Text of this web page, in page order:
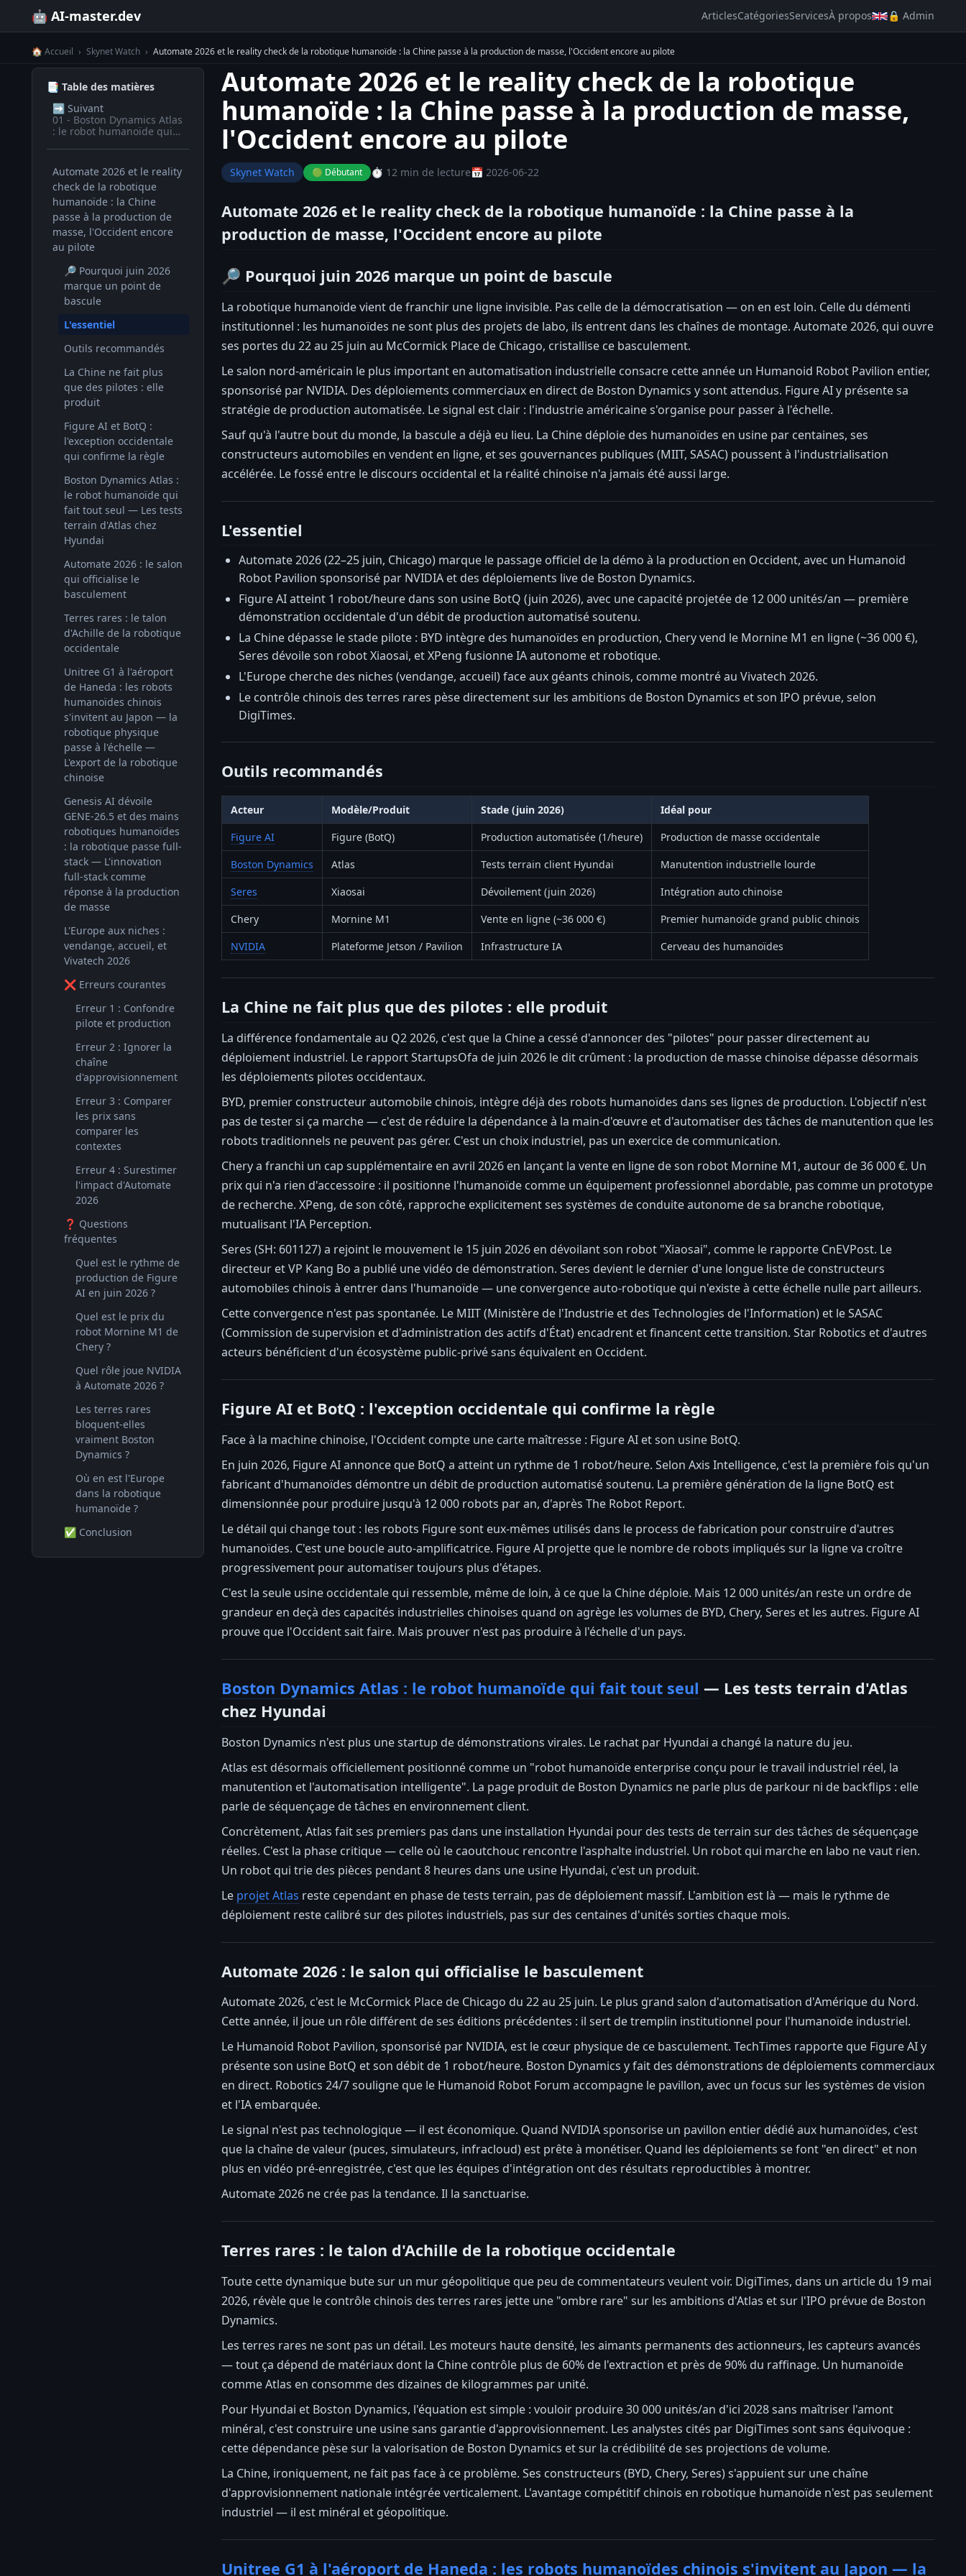
🤖 AI-master.dev ArticlesCatégoriesServicesÀ propos 🔒 Admin
🏠 Accueil › Skynet Watch › Automate 2026 et le reality check de la robotique humanoïde : la Chine passe à la production de masse, l'Occident encore au pilote
📑 Table des matières
➡️ Suivant
01 - Boston Dynamics Atlas
: le robot humanoïde qui
Automate 2026 et le reality
check de la robotique
humanoïde : la Chine
passe à la production de
masse, l'Occident encore
au pilote
🔎 Pourquoi juin 2026
marque un point de
bascule
L'essentiel
Outils recommandés
La Chine ne fait plus
que des pilotes : elle
produit
Figure AI et BotQ :
l'exception occidentale
qui confirme la règle
Boston Dynamics Atlas :
le robot humanoïde qui
fait tout seul — Les tests
terrain d'Atlas chez
Hyundai
Automate 2026 : le salon
qui officialise le
basculement
Terres rares : le talon
d'Achille de la robotique
occidentale
Unitree G1 à l'aéroport
de Haneda : les robots
humanoïdes chinois
s'invitent au Japon — la
robotique physique
passe à l'échelle —
L'export de la robotique
chinoise
Genesis AI dévoile
GENE-26.5 et des mains
robotiques humanoïdes
: la robotique passe full-
stack — L'innovation
full-stack comme
réponse à la production
de masse
L'Europe aux niches :
vendange, accueil, et
Vivatech 2026
❌ Erreurs courantes
Erreur 1 : Confondre
pilote et production
Erreur 2 : Ignorer la
chaîne
d'approvisionnement
Erreur 3 : Comparer
les prix sans
comparer les
contextes
Erreur 4 : Surestimer
l'impact d'Automate
2026
❓ Questions
fréquentes
Quel est le rythme de
production de Figure
AI en juin 2026 ?
Quel est le prix du
robot Mornine M1 de
Chery ?
Quel rôle joue NVIDIA
à Automate 2026 ?
Les terres rares
bloquent-elles
vraiment Boston
Dynamics ?
Où en est l'Europe
dans la robotique
humanoïde ?
✅ Conclusion
Automate 2026 et le reality check de la robotique
humanoïde : la Chine passe à la production de masse,
l'Occident encore au pilote
Skynet Watch 🟢 Débutant ⏱️ 12 min de lecture📅 2026-06-22
Automate 2026 et le reality check de la robotique humanoïde : la Chine passe à la
production de masse, l'Occident encore au pilote
🔎 Pourquoi juin 2026 marque un point de bascule
La robotique humanoïde vient de franchir une ligne invisible. Pas celle de la démocratisation — on en est loin. Celle du démenti
institutionnel : les humanoïdes ne sont plus des projets de labo, ils entrent dans les chaînes de montage. Automate 2026, qui ouvre
ses portes du 22 au 25 juin au McCormick Place de Chicago, cristallise ce basculement.
Le salon nord-américain le plus important en automatisation industrielle consacre cette année un Humanoid Robot Pavilion entier,
sponsorisé par NVIDIA. Des déploiements commerciaux en direct de Boston Dynamics y sont attendus. Figure AI y présente sa
stratégie de production automatisée. Le signal est clair : l'industrie américaine s'organise pour passer à l'échelle.
Sauf qu'à l'autre bout du monde, la bascule a déjà eu lieu. La Chine déploie des humanoïdes en usine par centaines, ses
constructeurs automobiles en vendent en ligne, et ses gouvernances publiques (MIIT, SASAC) poussent à l'industrialisation
accélérée. Le fossé entre le discours occidental et la réalité chinoise n'a jamais été aussi large.
L'essentiel
Automate 2026 (22–25 juin, Chicago) marque le passage officiel de la démo à la production en Occident, avec un Humanoid
Robot Pavilion sponsorisé par NVIDIA et des déploiements live de Boston Dynamics.
Figure AI atteint 1 robot/heure dans son usine BotQ (juin 2026), avec une capacité projetée de 12 000 unités/an — première
démonstration occidentale d'un débit de production automatisé soutenu.
La Chine dépasse le stade pilote : BYD intègre des humanoïdes en production, Chery vend le Mornine M1 en ligne (~36 000 €),
Seres dévoile son robot Xiaosai, et XPeng fusionne IA autonome et robotique.
L'Europe cherche des niches (vendange, accueil) face aux géants chinois, comme montré au Vivatech 2026.
Le contrôle chinois des terres rares pèse directement sur les ambitions de Boston Dynamics et son IPO prévue, selon
DigiTimes.
Outils recommandés
Acteur Modèle/Produit Stade (juin 2026)
Idéal pour
Figure AI
Figure (BotQ) Production automatisée (1/heure)
Production de masse occidentale
Boston Dynamics
Atlas Tests terrain client Hyundai
Manutention industrielle lourde
Seres
Xiaosai Dévoilement (juin 2026)
Intégration auto chinoise
Chery
Mornine M1 Vente en ligne (~36 000 €)
Premier humanoïde grand public chinois
NVIDIA
Plateforme Jetson / Pavilion Infrastructure IA Cerveau des humanoïdes
La Chine ne fait plus que des pilotes : elle produit
La différence fondamentale au Q2 2026, c'est que la Chine a cessé d'annoncer des "pilotes" pour passer directement au
déploiement industriel. Le rapport StartupsOfa de juin 2026 le dit crûment : la production de masse chinoise dépasse désormais
les déploiements pilotes occidentaux.
BYD, premier constructeur automobile chinois, intègre déjà des robots humanoïdes dans ses lignes de production. L'objectif n'est
pas de tester si ça marche — c'est de réduire la dépendance à la main-d'œuvre et d'automatiser des tâches de manutention que les
robots traditionnels ne peuvent pas gérer. C'est un choix industriel, pas un exercice de communication.
Chery a franchi un cap supplémentaire en avril 2026 en lançant la vente en ligne de son robot Mornine M1, autour de 36 000 €. Un
prix qui n'a rien d'accessoire : il positionne l'humanoïde comme un équipement professionnel abordable, pas comme un prototype
de recherche. XPeng, de son côté, rapproche explicitement ses systèmes de conduite autonome de sa branche robotique,
mutualisant l'IA Perception.
Seres (SH: 601127) a rejoint le mouvement le 15 juin 2026 en dévoilant son robot "Xiaosai", comme le rapporte CnEVPost. Le
directeur et VP Kang Bo a publié une vidéo de démonstration. Seres devient le dernier d'une longue liste de constructeurs
automobiles chinois à entrer dans l'humanoïde — une convergence auto-robotique qui n'existe à cette échelle nulle part ailleurs.
Cette convergence n'est pas spontanée. Le MIIT (Ministère de l'Industrie et des Technologies de l'Information) et le SASAC
(Commission de supervision et d'administration des actifs d'État) encadrent et financent cette transition. Star Robotics et d'autres
acteurs bénéficient d'un écosystème public-privé sans équivalent en Occident.
Figure AI et BotQ : l'exception occidentale qui confirme la règle
Face à la machine chinoise, l'Occident compte une carte maîtresse : Figure AI et son usine BotQ.
En juin 2026, Figure AI annonce que BotQ a atteint un rythme de 1 robot/heure. Selon Axis Intelligence, c'est la première fois qu'un
fabricant d'humanoïdes démontre un débit de production automatisé soutenu. La première génération de la ligne BotQ est
dimensionnée pour produire jusqu'à 12 000 robots par an, d'après The Robot Report.
Le détail qui change tout : les robots Figure sont eux-mêmes utilisés dans le process de fabrication pour construire d'autres
humanoïdes. C'est une boucle auto-amplificatrice. Figure AI projette que le nombre de robots impliqués sur la ligne va croître
progressivement pour automatiser toujours plus d'étapes.
C'est la seule usine occidentale qui ressemble, même de loin, à ce que la Chine déploie. Mais 12 000 unités/an reste un ordre de
grandeur en deçà des capacités industrielles chinoises quand on agrège les volumes de BYD, Chery, Seres et les autres. Figure AI
prouve que l'Occident sait faire. Mais prouver n'est pas produire à l'échelle d'un pays.
Boston Dynamics Atlas : le robot humanoïde qui fait tout seul — Les tests terrain d'Atlas
chez Hyundai
Boston Dynamics n'est plus une startup de démonstrations virales. Le rachat par Hyundai a changé la nature du jeu.
Atlas est désormais officiellement positionné comme un "robot humanoïde enterprise conçu pour le travail industriel réel, la
manutention et l'automatisation intelligente". La page produit de Boston Dynamics ne parle plus de parkour ni de backflips : elle
parle de séquençage de tâches en environnement client.
Concrètement, Atlas fait ses premiers pas dans une installation Hyundai pour des tests de terrain sur des tâches de séquençage
réelles. C'est la phase critique — celle où le caoutchouc rencontre l'asphalte industriel. Un robot qui marche en labo ne vaut rien.
Un robot qui trie des pièces pendant 8 heures dans une usine Hyundai, c'est un produit.
Le projet Atlas reste cependant en phase de tests terrain, pas de déploiement massif. L'ambition est là — mais le rythme de
déploiement reste calibré sur des pilotes industriels, pas sur des centaines d'unités sorties chaque mois.
Automate 2026 : le salon qui officialise le basculement
Automate 2026, c'est le McCormick Place de Chicago du 22 au 25 juin. Le plus grand salon d'automatisation d'Amérique du Nord.
Cette année, il joue un rôle différent de ses éditions précédentes : il sert de tremplin institutionnel pour l'humanoïde industriel.
Le Humanoid Robot Pavilion, sponsorisé par NVIDIA, est le cœur physique de ce basculement. TechTimes rapporte que Figure AI y
présente son usine BotQ et son débit de 1 robot/heure. Boston Dynamics y fait des démonstrations de déploiements commerciaux
en direct. Robotics 24/7 souligne que le Humanoid Robot Forum accompagne le pavillon, avec un focus sur les systèmes de vision
et l'IA embarquée.
Le signal n'est pas technologique — il est économique. Quand NVIDIA sponsorise un pavillon entier dédié aux humanoïdes, c'est
que la chaîne de valeur (puces, simulateurs, infracloud) est prête à monétiser. Quand les déploiements se font "en direct" et non
plus en vidéo pré-enregistrée, c'est que les équipes d'intégration ont des résultats reproductibles à montrer.
Automate 2026 ne crée pas la tendance. Il la sanctuarise.
Terres rares : le talon d'Achille de la robotique occidentale
Toute cette dynamique bute sur un mur géopolitique que peu de commentateurs veulent voir. DigiTimes, dans un article du 19 mai
2026, révèle que le contrôle chinois des terres rares jette une "ombre rare" sur les ambitions d'Atlas et sur l'IPO prévue de Boston
Dynamics.
Les terres rares ne sont pas un détail. Les moteurs haute densité, les aimants permanents des actionneurs, les capteurs avancés
— tout ça dépend de matériaux dont la Chine contrôle plus de 60% de l'extraction et près de 90% du raffinage. Un humanoïde
comme Atlas en consomme des dizaines de kilogrammes par unité.
Pour Hyundai et Boston Dynamics, l'équation est simple : vouloir produire 30 000 unités/an d'ici 2028 sans maîtriser l'amont
minéral, c'est construire une usine sans garantie d'approvisionnement. Les analystes cités par DigiTimes sont sans équivoque :
cette dépendance pèse sur la valorisation de Boston Dynamics et sur la crédibilité de ses projections de volume.
La Chine, ironiquement, ne fait pas face à ce problème. Ses constructeurs (BYD, Chery, Seres) s'appuient sur une chaîne
d'approvisionnement nationale intégrée verticalement. L'avantage compétitif chinois en robotique humanoïde n'est pas seulement
industriel — il est minéral et géopolitique.
Unitree G1 à l'aéroport de Haneda : les robots humanoïdes chinois s'invitent au Japon — la